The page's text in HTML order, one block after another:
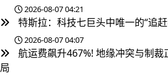
2026-08-07 04:21
特斯拉：科技七巨头中唯一的“追
2026-08-07 04:07
航运费飙升467%! 地缘冲突与制
局